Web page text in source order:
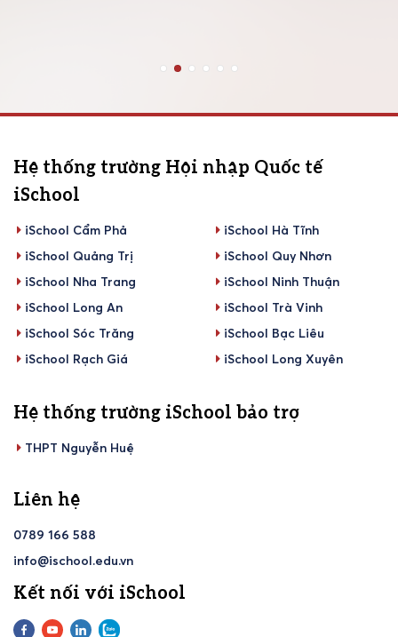
Hệ thống trường Hội nhập Quốc tế
iSchool
iSchool Cẩm Phả
iSchool Hà Tĩnh
iSchool Quảng Trị
iSchool Quy Nhơn
iSchool Nha Trang
iSchool Ninh Thuận
iSchool Long An
iSchool Trà Vinh
iSchool Sóc Trăng
iSchool Bạc Liêu
iSchool Rạch Giá
iSchool Long Xuyên
Hệ thống trường iSchool bảo trợ
THPT Nguyễn Huệ
Liên hệ
0789 166 588
info@ischool.edu.vn
Kết nối với iSchool